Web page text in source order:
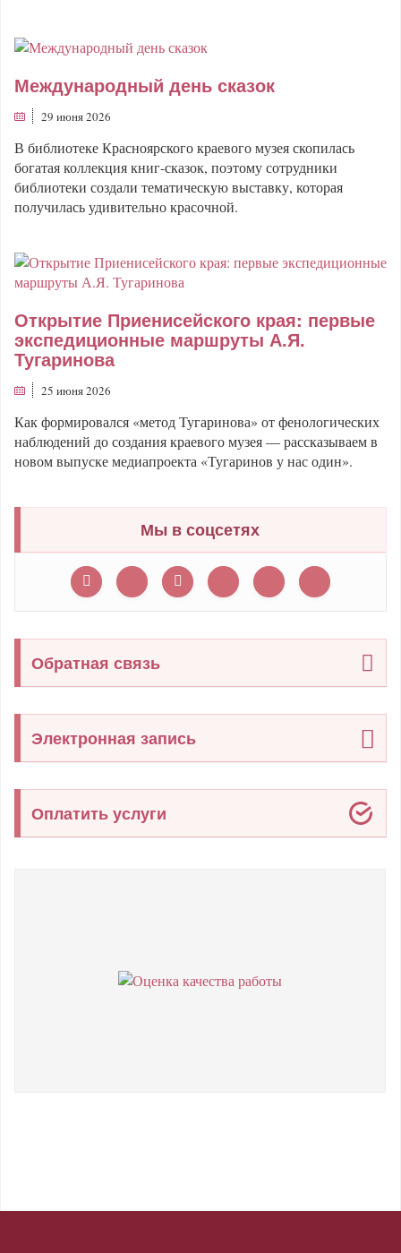
Международный день сказок
29 июня 2026
В библиотеке Красноярского краевого музея скопилась
богатая коллекция книг-сказок, поэтому сотрудники
библиотеки создали тематическую выставку, которая
получилась удивительно красочной.
Открытие Приенисейского края: первые
экспедиционные маршруты А.Я.
Тугаринова
25 июня 2026
Как формировался «метод Тугаринова» от фенологических
наблюдений до создания краевого музея — рассказываем в
новом выпуске медиапроекта «Тугаринов у нас один».
Мы в соцсетях
Обратная связь
Электронная запись
Оплатить услуги